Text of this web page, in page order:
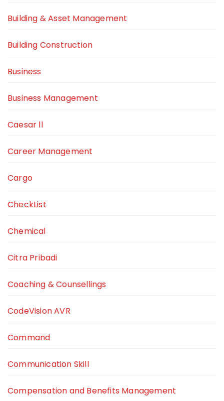
Building & Asset Management
Building Construction
Business
Business Management
Caesar ll
Career Management
Cargo
CheckList
Chemical
Citra Pribadi
Coaching & Counsellings
CodeVision AVR
Command
Communication Skill
Compensation and Benefits Management